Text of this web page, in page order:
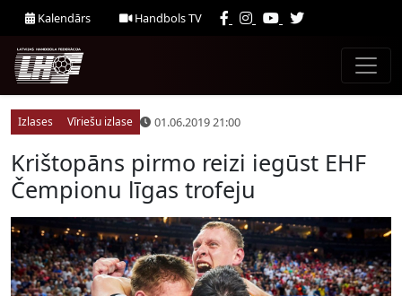
Kalendārs Handbols TV
Izlases Vīriešu izlase 01.06.2019 21:00
Krištopāns pirmo reizi iegūst EHF
Čempionu līgas trofeju